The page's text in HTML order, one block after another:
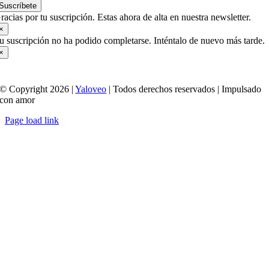
por tu suscripción. Estas ahora de alta en nuestra newsletter.
suscripción no ha podido completarse. Inténtalo de nuevo más tarde.
© Copyright 2026 |Yaloveo | Todos derechos reservados | Impulsado
con amor
Page load link